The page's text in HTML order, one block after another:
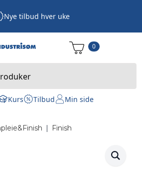
Nye tilbud hver uke
0
Kurs Tilbud Min side
| Finish